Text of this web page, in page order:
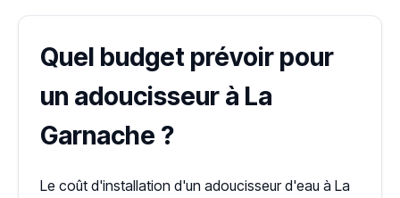
Quel budget prévoir pour
un adoucisseur à La
Garnache ?
Le coût d'installation d'un adoucisseur d'eau à La